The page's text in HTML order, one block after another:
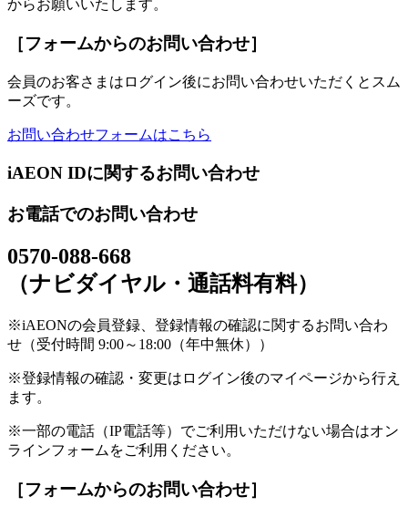
からお願いいたします。
［フォームからのお問い合わせ］
会員のお客さまはログイン後にお問い合わせいただくとスム
ーズです。
お問い合わせフォームはこちら
iAEON IDに関するお問い合わせ
お電話でのお問い合わせ
0570-088-668
（ナビダイヤル・通話料有料）
※iAEONの会員登録、登録情報の確認に関するお問い合わ
せ（受付時間 9:00～18:00（年中無休））
※登録情報の確認・変更はログイン後のマイページから行え
ます。
※一部の電話（IP電話等）でご利用いただけない場合はオン
ラインフォームをご利用ください。
［フォームからのお問い合わせ］